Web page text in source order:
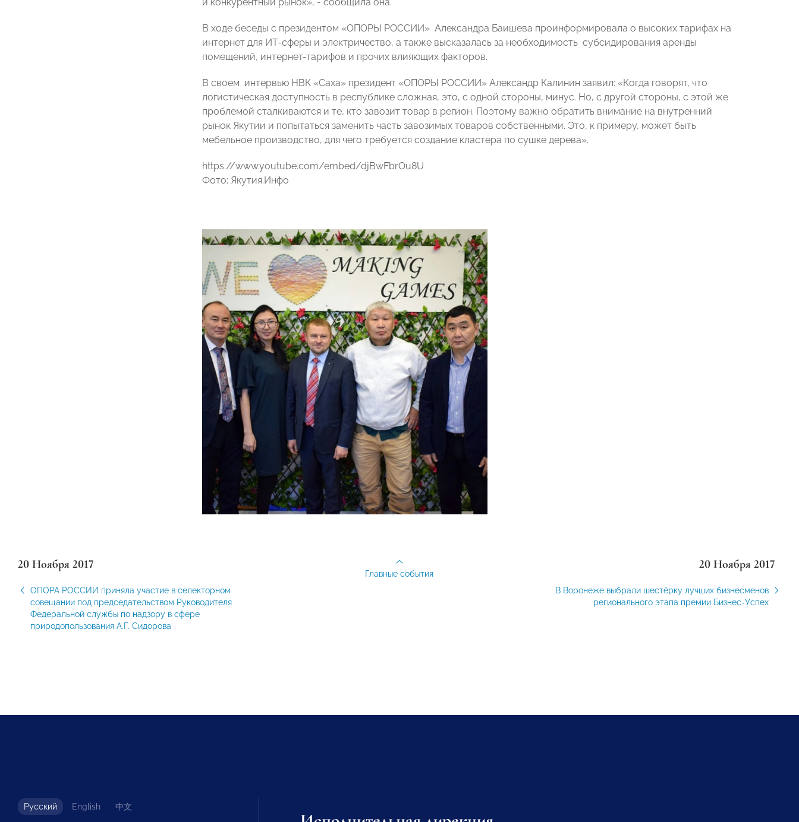
В ходе беседы с президентом «ОПОРЫ РОССИИ» Александра Баишева проинформировала о высоких тарифах на
интернет для ИТ-сферы и электричество, а также высказалась за необходимость субсидирования аренды
помещений, интернет-тарифов и прочих влияющих факторов.
В своем интервью НВК «Саха» президент «ОПОРЫ РОССИИ» Александр Калинин заявил: «Когда говорят, что
логистическая доступность в республике сложная, это, с одной стороны, минус. Но, с другой стороны, с этой же
проблемой сталкиваются и те, кто завозит товар в регион. Поэтому важно обратить внимание на внутренний
рынок Якутии и попытаться заменить часть завозимых товаров собственными. Это, к примеру, может быть
мебельное производство, для чего требуется создание кластера по сушке дерева».
https://www.youtube.com/embed/djBwFbrOu8U
Фото: Якутия.Инфо
20 Ноября 2017
ОПОРА РОССИИ приняла участие в селекторном
совещании под председательством Руководителя
Федеральной службы по надзору в сфере
природопользования А.Г. Сидорова
20 Ноября 2017
В Воронеже выбрали шестёрку лучших бизнесменов
регионального этапа премии Бизнес-Успех
Главные события
Русский English 中文